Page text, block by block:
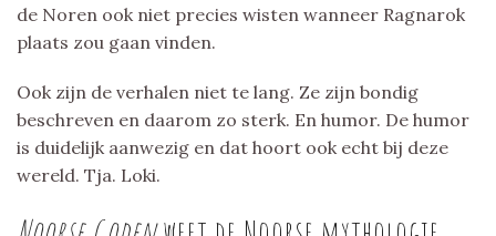
de Noren ook niet precies wisten wanneer Ragnarok
plaats zou gaan vinden.
Ook zijn de verhalen niet te lang. Ze zijn bondig
beschreven en daarom zo sterk. En humor. De humor
is duidelijk aanwezig en dat hoort ook echt bij deze
wereld. Tja. Loki.